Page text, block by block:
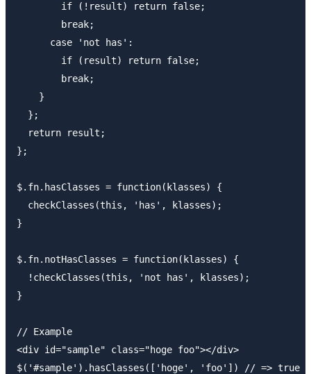
        if (!result) return false;
        break;
      case 'not has':
        if (result) return false;
        break;
    }
  };
  return result;
};
$.fn.hasClasses = function(klasses) {
  checkClasses(this, 'has', klasses);
}
$.fn.notHasClasses = function(klasses) {
  !checkClasses(this, 'not has', klasses);
}
// Example
<div id="sample" class="hoge foo"></div>
$('#sample').hasClasses(['hoge', 'foo']) // => true